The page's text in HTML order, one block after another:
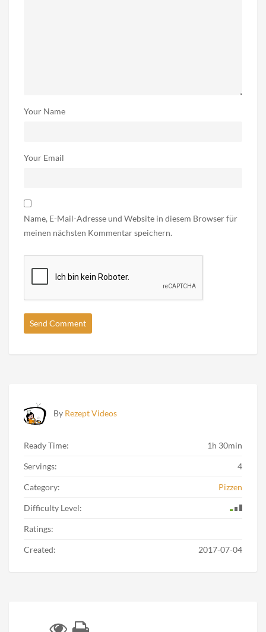
Your Name
Your Email
Name, E-Mail-Adresse und Website in diesem Browser für
meinen nächsten Kommentar speichern.
By Rezept Videos
Ready Time: 1h 30min
Servings: 4
Category: Pizzen
Difficulty Level:
Ratings:
Created: 2017-07-04